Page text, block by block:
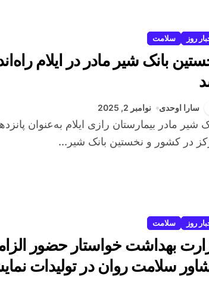
روز سلامت
بانک شیر مادر در ایلام
سارا اوحدی نوامبر 2, 2025
در کشور و نخستین بانک شیر...
روز سلامت
بهداشت خواستار حضور
سلامت روان در تولیدات